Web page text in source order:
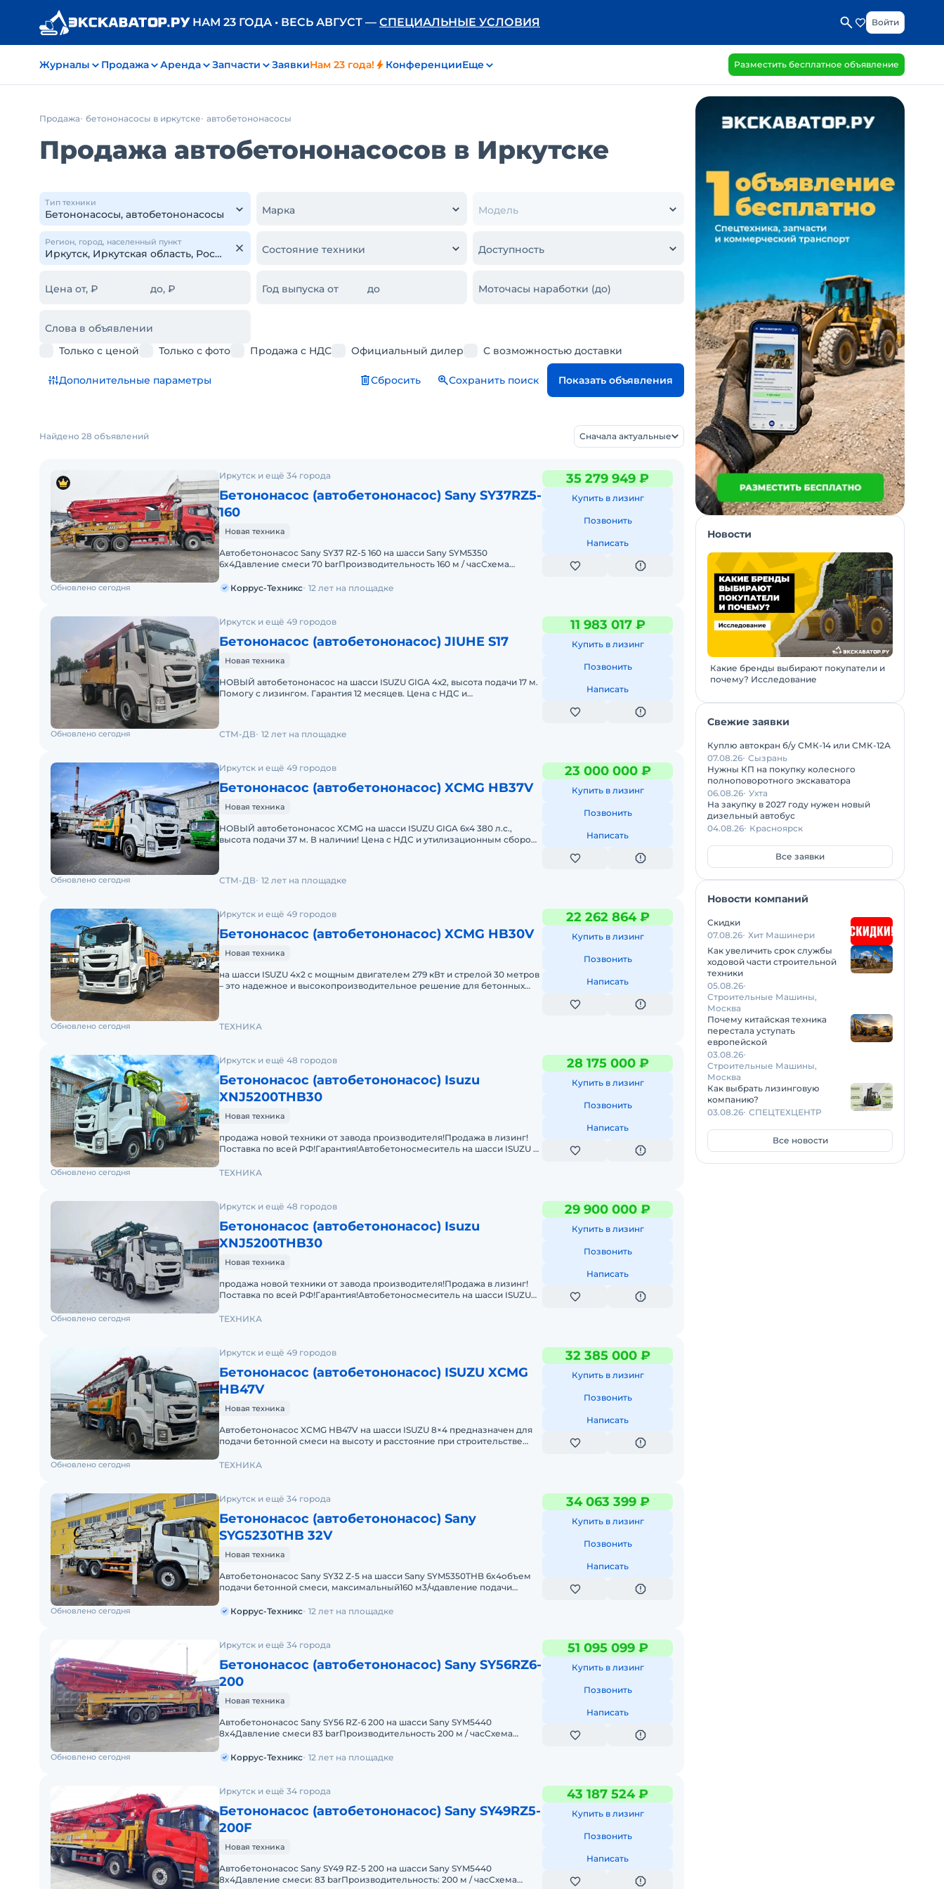
НАМ 23 ГОДА • ВЕСЬ АВГУСТ — СПЕЦИАЛЬНЫЕ УСЛОВИЯ Войти
Журналы Продажа Аренда Запчасти ЗаявкиНам 23 года! КонференцииЕще Разместить бесплатное объявление
Продажа бетононасосы в иркутске автобетононасосы
Продажа автобетононасосов в Иркутске
Тип техники
Марка Модель
Регион, город, населенный пункт
Состояние техники Доступность
Цена от, ₽ до, ₽ Год выпуска от до Моточасы наработки (до)
Слова в объявлении
Только с ценой
Только с фото Продажа с НДС Официальный дилер С возможностью доставки
Дополнительные параметры Сбросить Сохранить поиск Показать объявления
Найдено 28 объявлений Сначала актуальные
Иркутск и ещё 34 города
Бетононасос (автобетононасос) Sany SY37RZ5-
160
Новая техника
Автобетононасос Sany SY37 RZ-5 160 на шасси Sany SYM5350
6x4Давление смеси 70 barПроизводительность 160 м / часСхема
35 279 949 ₽
Купить в лизинг
Позвонить
Написать
Обновлено сегодня Коррус-Техникс 12 лет на площадке
Иркутск и ещё 49 городов
Бетононасос (автобетононасос) JIUHE S17
Новая техника
НОВЫЙ автобетононасос на шасси ISUZU GIGA 4х2, высота подачи 17 м.
Помогу с лизингом. Гарантия 12 месяцев. Цена с НДС и
11 983 017 ₽
Купить в лизинг
Позвонить
Написать
Обновлено сегодня СТМ-ДВ 12 лет на площадке
Иркутск и ещё 49 городов
Бетононасос (автобетононасос) XCMG HB37V
Новая техника
НОВЫЙ автобетононасос XCMG на шасси ISUZU GIGA 6х4 380 л.с.,
высота подачи 37 м. В наличии! Цена с НДС и утилизационным сбором !
23 000 000 ₽
Купить в лизинг
Позвонить
Написать
Обновлено сегодня СТМ-ДВ 12 лет на площадке
Иркутск и ещё 49 городов
Бетононасос (автобетононасос) XCMG HB30V
Новая техника
на шасси ISUZU 4x2 с мощным двигателем 279 кВт и стрелой 30 метров
– это надежное и высокопроизводительное решение для бетонных
22 262 864 ₽
Купить в лизинг
Позвонить
Написать
Обновлено сегодня ТЕХНИКА
Иркутск и ещё 48 городов
Бетононасос (автобетононасос) Isuzu
XNJ5200THB30
Новая техника
продажа новой техники от завода производителя!Продажа в лизинг!
Поставка по всей РФ!Гарантия!Автобетоносмеситель на шасси ISUZU с
28 175 000 ₽
Купить в лизинг
Позвонить
Написать
Обновлено сегодня ТЕХНИКА
Иркутск и ещё 48 городов
Бетононасос (автобетононасос) Isuzu
XNJ5200THB30
Новая техника
продажа новой техники от завода производителя!Продажа в лизинг!
Поставка по всей РФ!Гарантия!Автобетоносмеситель на шасси ISUZU
29 900 000 ₽
Купить в лизинг
Позвонить
Написать
Обновлено сегодня ТЕХНИКА
Иркутск и ещё 49 городов
Бетононасос (автобетононасос) ISUZU XCMG
HB47V
Новая техника
Автобетононасос XCMG HB47V на шасси ISUZU 8×4 предназначен для
подачи бетонной смеси на высоту и расстояние при строительстве
32 385 000 ₽
Купить в лизинг
Позвонить
Написать
Обновлено сегодня ТЕХНИКА
Иркутск и ещё 34 города
Бетононасос (автобетононасос) Sany
SYG5230THB 32V
Новая техника
Автобетононасос Sany SY32 Z-5 на шасси Sany SYM5350THB 6x4объем
подачи бетонной смеси, максимальный160 м3/чдавление подачи
34 063 399 ₽
Купить в лизинг
Позвонить
Написать
Обновлено сегодня Коррус-Техникс 12 лет на площадке
Иркутск и ещё 34 города
Бетононасос (автобетононасос) Sany SY56RZ6-
200
Новая техника
Автобетононасос Sany SY56 RZ-6 200 на шасси Sany SYM5440
8x4Давление смеси 83 barПроизводительность 200 м / часСхема
51 095 099 ₽
Купить в лизинг
Позвонить
Написать
Обновлено сегодня Коррус-Техникс 12 лет на площадке
Иркутск и ещё 34 города
Бетононасос (автобетононасос) Sany SY49RZ5-
200F
Новая техника
Автобетононасос Sany SY49 RZ-5 200 на шасси Sany SYM5440
8x4Давление смеси: 83 barПроизводительность: 200 м / часСхема
43 187 524 ₽
Купить в лизинг
Позвонить
Написать
Новости
Какие бренды выбирают покупатели и
почему? Исследование
Свежие заявки
Куплю автокран б/у СМК-14 или СМК-12А
07.08.26 Сызрань
Нужны КП на покупку колесного
полноповоротного экскаватора
06.08.26 Ухта
На закупку в 2027 году нужен новый
дизельный автобус
04.08.26 Красноярск
Все заявки
Новости компаний
Скидки
07.08.26 Хит Машинери
Как увеличить срок службы
ходовой части строительной
техники
05.08.26
Строительные Машины,
Москва
Почему китайская техника
перестала уступать
европейской
03.08.26
Строительные Машины,
Москва
Как выбрать лизинговую
компанию?
03.08.26 СПЕЦТЕХЦЕНТР
Все новости